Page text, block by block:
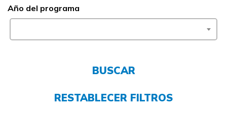
Empleadores
Año del programa
BUSCAR
RESTABLECER FILTROS